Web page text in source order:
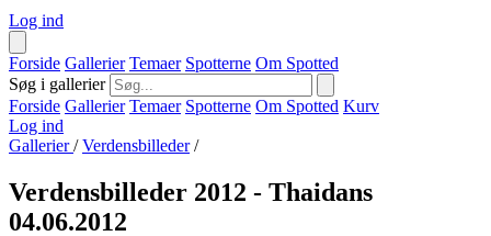
Log ind
Forside Gallerier Temaer Spotterne Om Spotted
Søg i gallerier
Forside Gallerier Temaer Spotterne Om Spotted Kurv
Log ind
Gallerier/ Verdensbilleder /
Verdensbilleder 2012 - Thaidans
04.06.2012